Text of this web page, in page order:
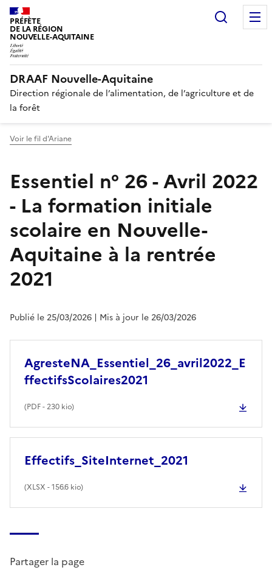
PRÉFÈTE
DE LA RÉGION
NOUVELLE-AQUITAINE
DRAAF Nouvelle-Aquitaine
Direction régionale de l’alimentation, de l’agriculture et de
la forêt
Voir le fil d'Ariane
Essentiel n° 26 - Avril 2022
- La formation initiale
scolaire en Nouvelle-
Aquitaine à la rentrée
2021
Publié le 25/03/2026 | Mis à jour le 26/03/2026
AgresteNA_Essentiel_26_avril2022_E
ffectifsScolaires2021
(PDF- 230 kio)
Effectifs_SiteInternet_2021
(XLSX - 156.6 kio)
Partager la page